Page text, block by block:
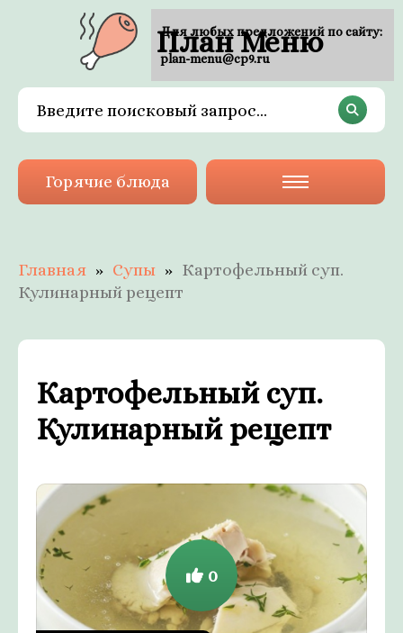
План Меню
Горячие блюда
Главная Супы
Картофельный суп.
Кулинарный рецепт
Картофельный суп.
Кулинарный рецепт
0
Для любых предложений по сайту:
plan-menu@cp9.ru